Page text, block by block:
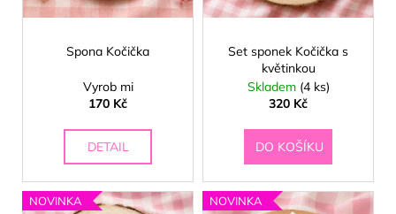
o
Spona Kočička
Vyrob mi
170 Kč
DETAIL
Set sponek Kočička s
květinkou
Skladem (4 ks)
320 Kč
DO KOŠÍKU
NOVINKA NOVINKA
a
HLEDAT